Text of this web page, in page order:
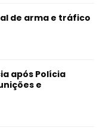
de arma e tráfico
após Polícia
e